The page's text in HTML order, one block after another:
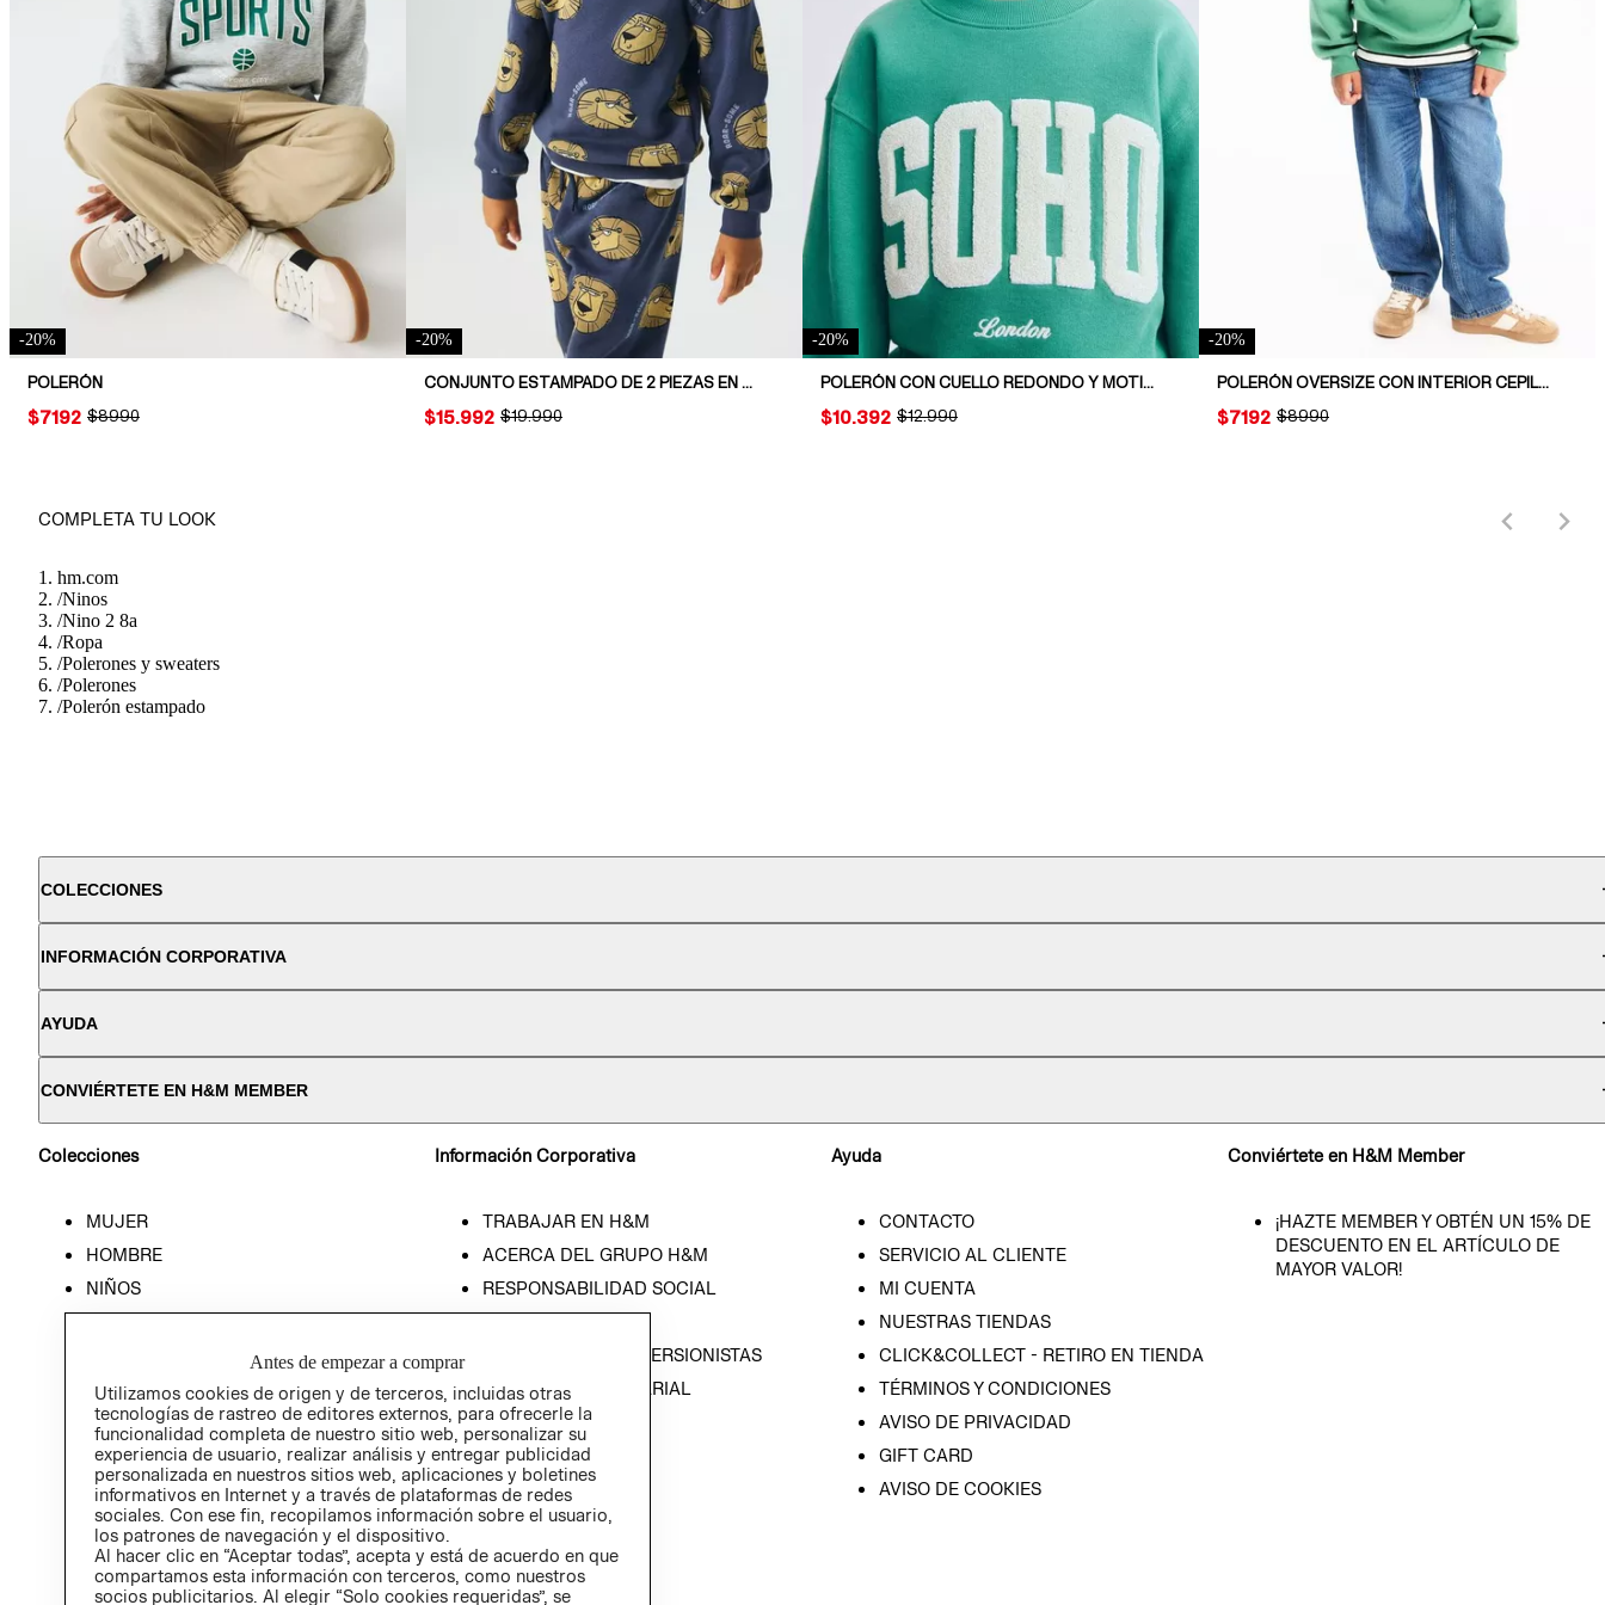
-20%
POLERÓN
ORIGINAL PRICE:
$8990
PRICE:
$7192
-20%
CONJUNTO ESTAMPADO DE 2 PIEZAS EN TELA DE BUZO
ORIGINAL PRICE:
$19.990
PRICE:
$15.992
-20%
POLERÓN CON CUELLO REDONDO Y MOTIVO ESTAMPADO
ORIGINAL PRICE:
$12.990
PRICE:
$10.392
-20%
POLERÓN OVERSIZE CON INTERIOR CEPILLADO
ORIGINAL PRICE:
$8990
PRICE:
$7192
COMPLETA TU LOOK
hm.com
/Ninos
/Nino 2 8a
/Ropa
/Polerones y sweaters
/Polerones
/Polerón estampado
COLECCIONES
INFORMACIÓN CORPORATIVA
AYUDA
CONVIÉRTETE EN H&M MEMBER
Colecciones
MUJER
HOMBRE
NIÑOS
Información Corporativa
TRABAJAR EN H&M
ACERCA DEL GRUPO H&M
RESPONSABILIDAD SOCIAL
RELACIÓN CON INVERSIONISTAS
POLÍTICA EMPRESARIAL
Ayuda
CONTACTO
SERVICIO AL CLIENTE
MI CUENTA
NUESTRAS TIENDAS
CLICK&COLLECT - RETIRO EN TIENDA
TÉRMINOS Y CONDICIONES
AVISO DE PRIVACIDAD
GIFT CARD
AVISO DE COOKIES
Conviértete en H&M Member
¡HAZTE MEMBER Y OBTÉN UN 15% DE
DESCUENTO EN EL ARTÍCULO DE
MAYOR VALOR!
Antes de empezar a comprar
Utilizamos cookies de origen y de terceros, incluidas otras
tecnologías de rastreo de editores externos, para ofrecerle la
funcionalidad completa de nuestro sitio web, personalizar su
experiencia de usuario, realizar análisis y entregar publicidad
personalizada en nuestros sitios web, aplicaciones y boletines
informativos en Internet y a través de plataformas de redes
sociales. Con ese fin, recopilamos información sobre el usuario,
los patrones de navegación y el dispositivo.
Al hacer clic en “Aceptar todas”, acepta y está de acuerdo en que
compartamos esta información con terceros, como nuestros
socios publicitarios. Al elegir “Solo cookies requeridas”, se